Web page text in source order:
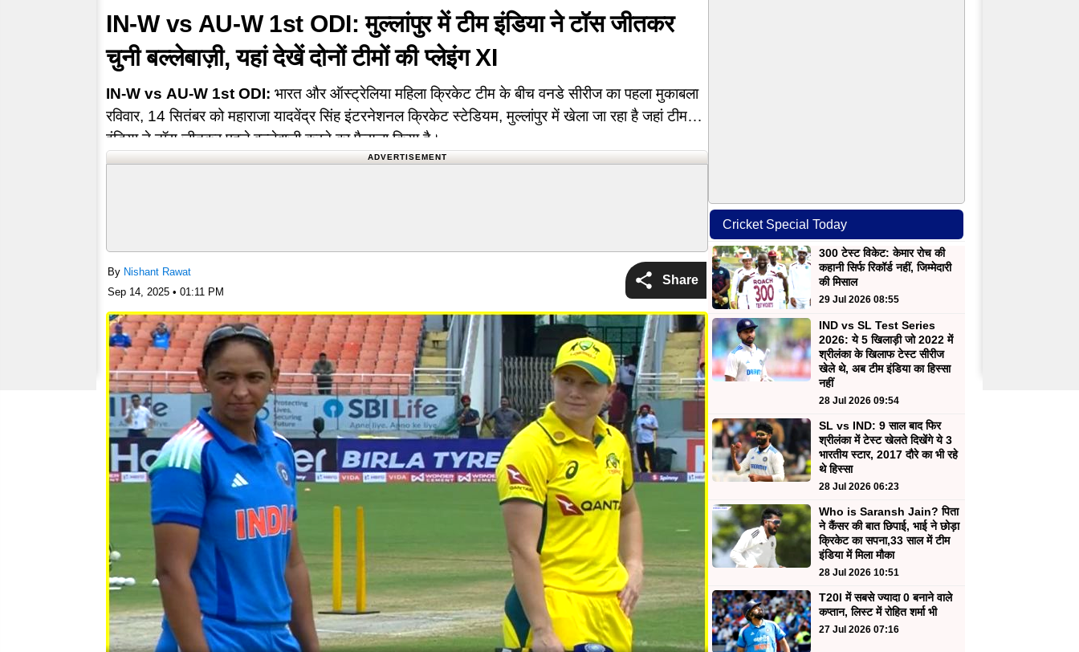
IN-W vs AU-W 1st ODI: मुल्लांपुर में टीम इंडिया ने टॉस जीतकर
चुनी बल्लेबाज़ी, यहां देखें दोनों टीमों की प्लेइंग XI
IN-W vs AU-W 1st ODI: भारत और ऑस्ट्रेलिया महिला क्रिकेट टीम के बीच वनडे सीरीज का पहला मुकाबला
रविवार, 14 सितंबर को महाराजा यादवेंद्र सिंह इंटरनेशनल क्रिकेट स्टेडियम, मुल्लांपुर में खेला जा रहा है जहां टीम
इंडिया ने टॉस जीतकर पहले बल्लेबाज़ी करने का फैसला किया है।
ऐसी है दोनों… ADVERTISEMENT
By Nishant Rawat
Sep 14, 2025 • 01:11 PM
Share
Cricket Special Today
300 टेस्ट विकेट: केमार रोच की
कहानी सिर्फ रिकॉर्ड नहीं, जिम्मेदारी
की मिसाल
29 Jul 2026 08:55
IND vs SL Test Series
2026: ये 5 खिलाड़ी जो 2022 में
श्रीलंका के खिलाफ टेस्ट सीरीज
खेले थे, अब टीम इंडिया का हिस्सा
नहीं
28 Jul 2026 09:54
SL vs IND: 9 साल बाद फिर
श्रीलंका में टेस्ट खेलते दिखेंगे ये 3
भारतीय स्टार, 2017 दौरे का भी रहे
थे हिस्सा
28 Jul 2026 06:23
Who is Saransh Jain? पिता
ने कैंसर की बात छिपाई, भाई ने छोड़ा
क्रिकेट का सपना,33 साल में टीम
इंडिया में मिला मौका
28 Jul 2026 10:51
T20I में सबसे ज्यादा 0 बनाने वाले
कप्तान, लिस्ट में रोहित शर्मा भी
27 Jul 2026 07:16